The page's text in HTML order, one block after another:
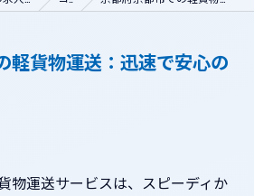
軽貨物運送：迅速で安心の
物運送サービスは、スピーディか